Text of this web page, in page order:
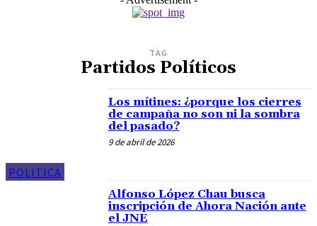
TAG
Partidos Políticos
POLITICA
Los mítines: ¿porque los cierres
de campaña no son ni la sombra
del pasado?
9 de abril de 2026
Alfonso López Chau busca
inscripción de Ahora Nación ante
el JNE